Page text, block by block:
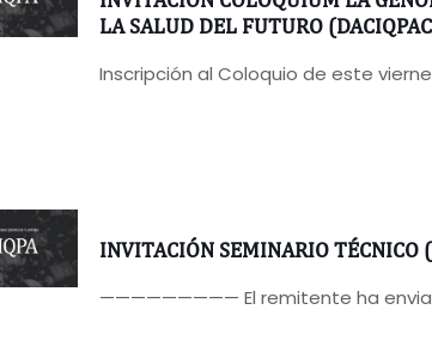
LA SALUD DEL FUTURO
Inscripción al Coloquio de este
INVITACIÓN SEMINARIO TÉCNICO
————————— El remitente ha